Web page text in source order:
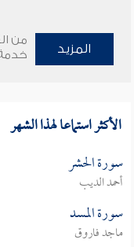
المزيد
من
خدمة
الأكثر استماعا لهذا الشهر
سورة الحشر
أحمد الديب
سورة المسد
ماجد فاروق